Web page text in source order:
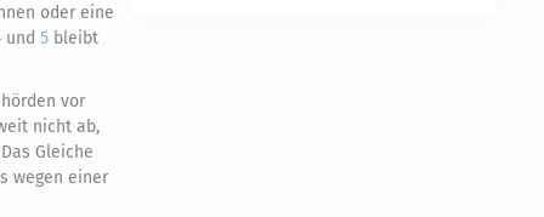
oder eine
und 5 bleibt
vor
nicht ab,
Das Gleiche
wegen einer